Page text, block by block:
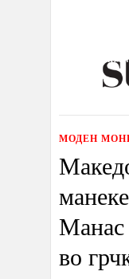
МОДЕН
Манас
во